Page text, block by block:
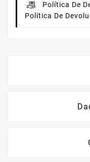
Política De
Política De